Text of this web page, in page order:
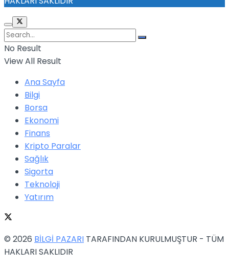
No Result
View All Result
Ana Sayfa
Bilgi
Borsa
Ekonomi
Finans
Kripto Paralar
Sağlık
Sigorta
Teknoloji
Yatırım
© 2026 BİLGİ PAZARI TARAFINDAN KURULMUŞTUR - TÜM
HAKLARI SAKLIDIR